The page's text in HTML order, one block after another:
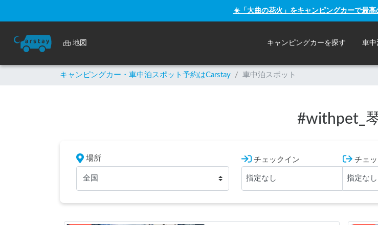
☀️「大曲の花火」をキャンピングカーで最高
地図 キャンピングカーを探す 車中
キャンピングカー・車中泊スポット予約はCarstay / 車中泊スポット
#withpet_
場所
全国
チェックイン チェ